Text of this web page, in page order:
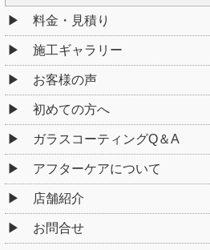
料金・見積り
施工ギャラリー
お客様の声
初めての方へ
ガラスコーティングQ＆A
アフターケアについて
店舗紹介
お問合せ